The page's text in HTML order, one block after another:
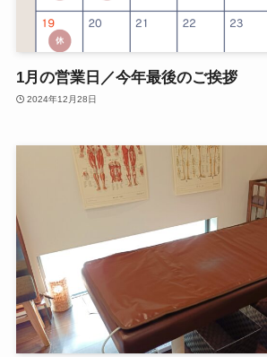
1月の営業日／今年最後のご挨拶
2024年12月28日